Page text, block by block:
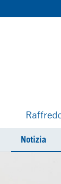
Notizia